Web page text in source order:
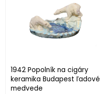
1942 Popolník na cigáry
keramika Budapest ľadové
medvede